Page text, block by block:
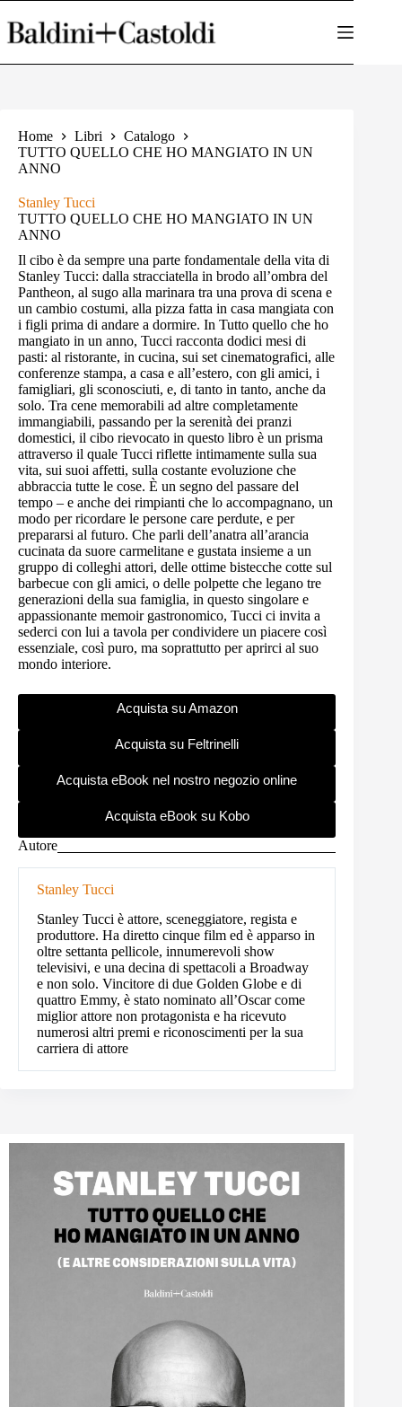
al
contenuto
Home Libri
Catalogo
TUTTO QUELLO CHE HO MANGIATO IN UN
ANNO
Stanley Tucci
TUTTO QUELLO CHE HO MANGIATO IN UN
ANNO
Il cibo è da sempre una parte fondamentale della vita di
Stanley Tucci: dalla stracciatella in brodo all’ombra del
Pantheon, al sugo alla marinara tra una prova di scena e
un cambio costumi, alla pizza fatta in casa mangiata con
i figli prima di andare a dormire. In Tutto quello che ho
mangiato in un anno, Tucci racconta dodici mesi di
pasti: al ristorante, in cucina, sui set cinematografici, alle
conferenze stampa, a casa e all’estero, con gli amici, i
famigliari, gli sconosciuti, e, di tanto in tanto, anche da
solo. Tra cene memorabili ad altre completamente
immangiabili, passando per la serenità dei pranzi
domestici, il cibo rievocato in questo libro è un prisma
attraverso il quale Tucci riflette intimamente sulla sua
vita, sui suoi affetti, sulla costante evoluzione che
abbraccia tutte le cose. È un segno del passare del
tempo – e anche dei rimpianti che lo accompagnano, un
modo per ricordare le persone care perdute, e per
prepararsi al futuro. Che parli dell’anatra all’arancia
cucinata da suore carmelitane e gustata insieme a un
gruppo di colleghi attori, delle ottime bistecche cotte sul
barbecue con gli amici, o delle polpette che legano tre
generazioni della sua famiglia, in questo singolare e
appassionante memoir gastronomico, Tucci ci invita a
sederci con lui a tavola per condividere un piacere così
essenziale, così puro, ma soprattutto per aprirci al suo
mondo interiore.
Acquista su Amazon
Acquista su Feltrinelli
Acquista eBook nel nostro negozio online
Acquista eBook su Kobo
Autore
Stanley Tucci
Stanley Tucci è attore, sceneggiatore, regista e
produttore. Ha diretto cinque film ed è apparso in
oltre settanta pellicole, innumerevoli show
televisivi, e una decina di spettacoli a Broadway
e non solo. Vincitore di due Golden Globe e di
quattro Emmy, è stato nominato all’Oscar come
miglior attore non protagonista e ha ricevuto
numerosi altri premi e riconoscimenti per la sua
carriera di attore